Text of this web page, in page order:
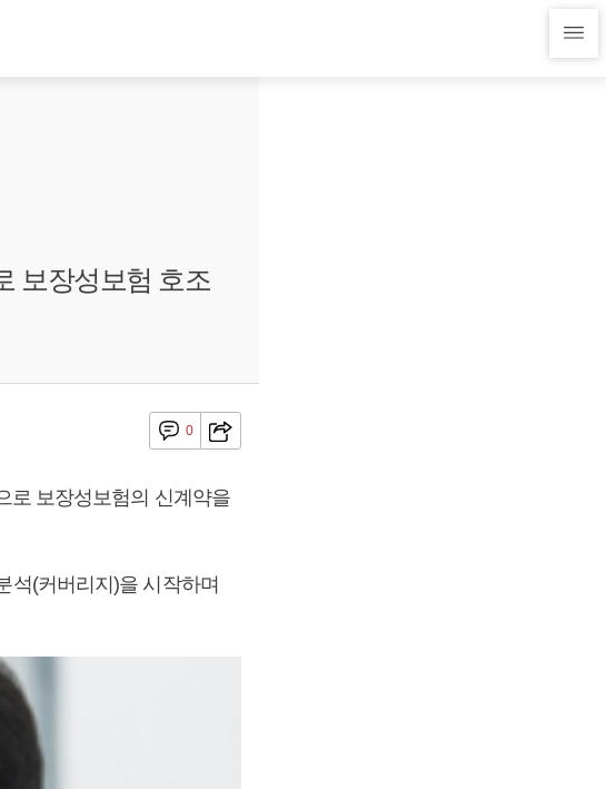
보장성보험 호조
0
로 보장성보험의 신계약을
석(커버리지)을 시작하며